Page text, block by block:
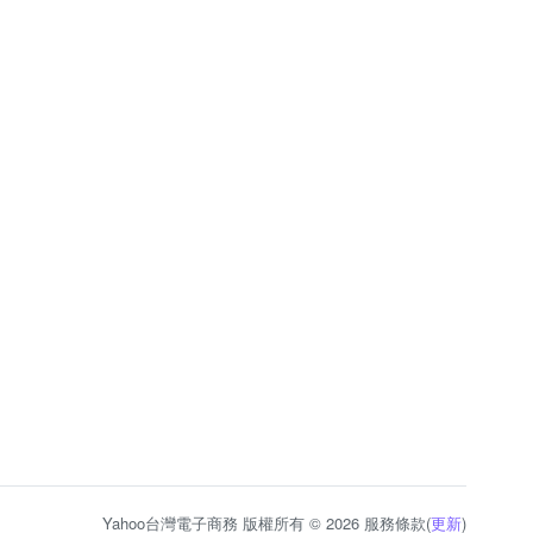
Yahoo台灣電子商務 版權所有 © 2026 服務條款(更新)